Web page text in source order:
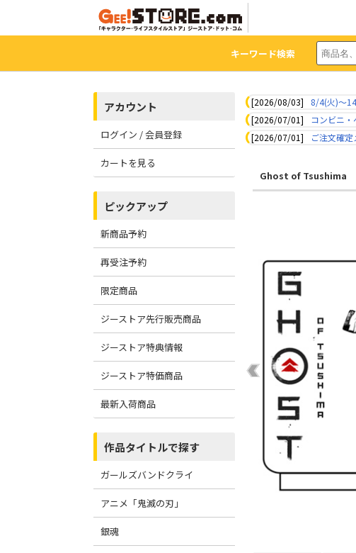
キーワード検索
アカウント
ログイン / 会員登録
カートを見る
ピックアップ
新商品予約
再受注予約
限定商品
ジーストア先行販売商品
ジーストア特典情報
ジーストア特価商品
最新入荷商品
作品タイトルで探す
ガールズバンドクライ
アニメ「鬼滅の刃」
銀魂
[2026/08/03]
8/4(火)～
[2026/07/01]
コンビニ
[2026/07/01]
ご注文確
Ghost of Tsushima